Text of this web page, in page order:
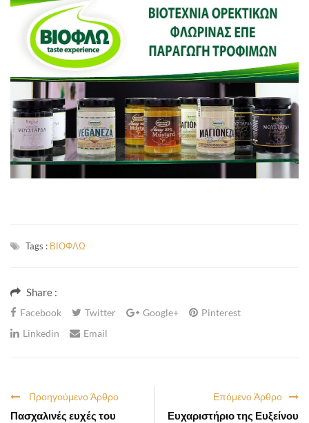
Tags : ΒΙΟΦΛΩ
Share :
Facebook Twitter Google+
Pinterest
Linkedin
Email
Επόμενο Άρθρο
Ευχαριστήριο της Ευξείνου
Προηγούμενο Άρθρο
Πασχαλινές ευχές του